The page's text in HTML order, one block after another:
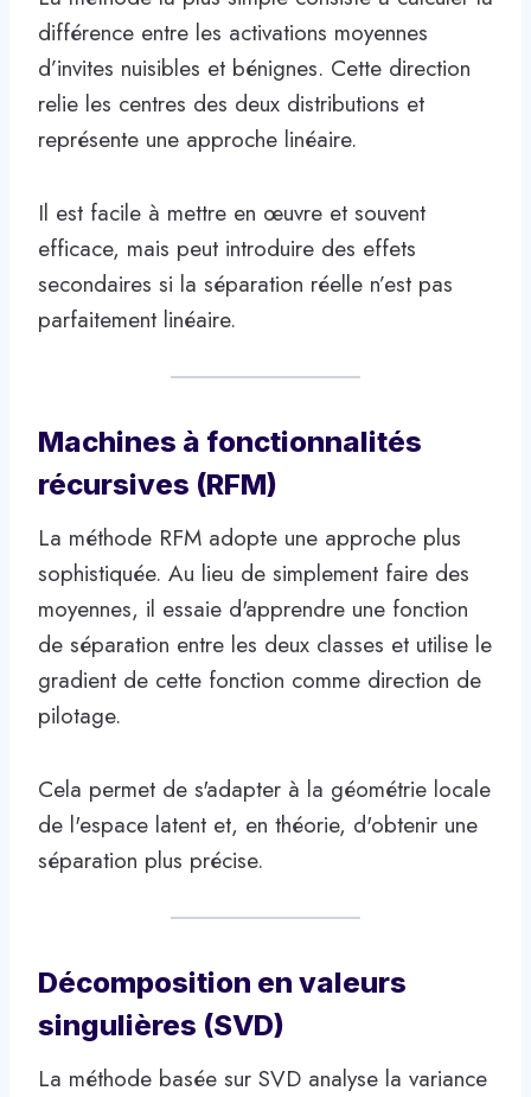
différence entre les activations moyennes
d’invites nuisibles et bénignes. Cette direction
relie les centres des deux distributions et
représente une approche linéaire.
Il est facile à mettre en œuvre et souvent
efficace, mais peut introduire des effets
secondaires si la séparation réelle n’est pas
parfaitement linéaire.
Machines à fonctionnalités
récursives (RFM)
La méthode RFM adopte une approche plus
sophistiquée. Au lieu de simplement faire des
moyennes, il essaie d'apprendre une fonction
de séparation entre les deux classes et utilise le
gradient de cette fonction comme direction de
pilotage.
Cela permet de s'adapter à la géométrie locale
de l'espace latent et, en théorie, d'obtenir une
séparation plus précise.
Décomposition en valeurs
singulières (SVD)
La méthode basée sur SVD analyse la variance